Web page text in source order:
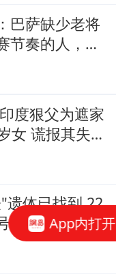
巴萨缺少老将
节奏的人，罗
度狠父为遮家
女 谎报其失踪
遗体已找到 22
宣布永久停更
App内打开